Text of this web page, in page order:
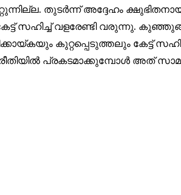
തുടർന്ന് അദ്ദേഹം
സഹിച്ച് വളരേണ്ടി വരുന്നു.
കുറ്റപ്പെടുത്തലും കേട്ട്
പ്രകടമാക്കുമ്പോൾ അത്